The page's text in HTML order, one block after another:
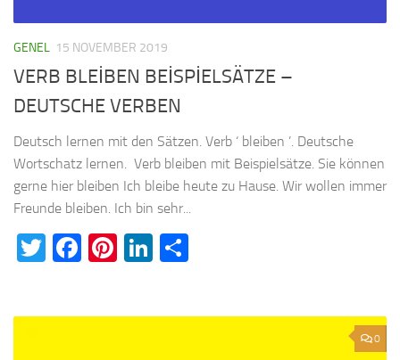
GENEL 15 NOVEMBER 2019
VERB BLEİBEN BEİSPİELSÄTZE –
DEUTSCHE VERBEN
Deutsch lernen mit den Sätzen. Verb ‘ bleiben ’. Deutsche
Wortschatz lernen. Verb bleiben mit Beispielsätze. Sie können
gerne hier bleiben Ich bleibe heute zu Hause. Wir wollen immer
Freunde bleiben. Ich bin sehr...
Twitter
Facebook
Pinterest
LinkedIn
0